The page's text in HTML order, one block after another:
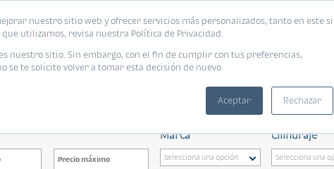
nuestro sitio web y ofrecer servicios más personalizados, tanto en este
utilizamos, revisa nuestra Política de Privacidad.
nuestro sitio. Sin embargo, con el fin de cumplir con tus preferencias,
se te solicite volver a tomar esta decisión de nuevo.
Aceptar Rechazar
Marca Cilindraje